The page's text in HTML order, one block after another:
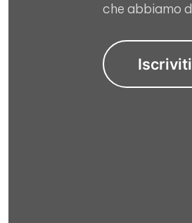
che abbiamo
Iscriviti